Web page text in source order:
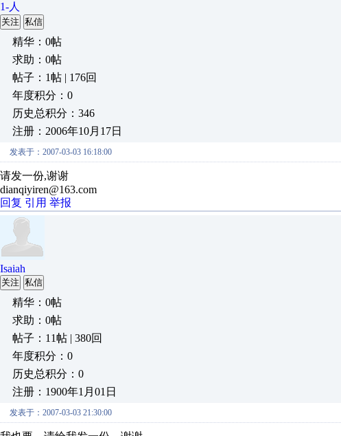
1-人
关注 私信
精华：0帖
求助：0帖
帖子：1帖 | 176回
年度积分：0
历史总积分：346
注册：2006年10月17日
发表于：2007-03-03 16:18:00
请发一份,谢谢
dianqiyiren@163.com
回复 引用 举报
Isaiah
关注 私信
精华：0帖
求助：0帖
帖子：11帖 | 380回
年度积分：0
历史总积分：0
注册：1900年1月01日
发表于：2007-03-03 21:30:00